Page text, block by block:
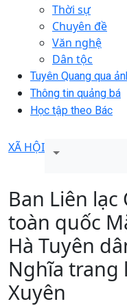
Thời sự
Chuyên đề
Văn nghệ
Dân tộc
Tuyên Quang qua
Thông tin quảng bá
Học tập theo Bác
XÃ HỘI
Ban Liên
toàn quốc
Hà Tuyên
Nghĩa trang
Xuyên